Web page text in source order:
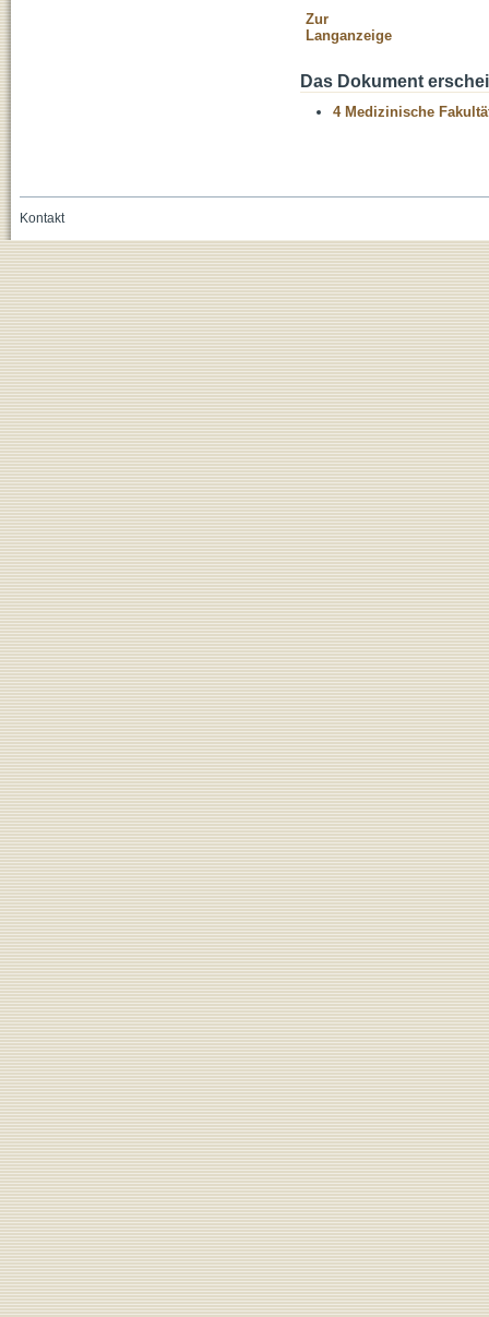
Zur
Langanzeige
Das Dokument
4 Medizinische
Kontakt